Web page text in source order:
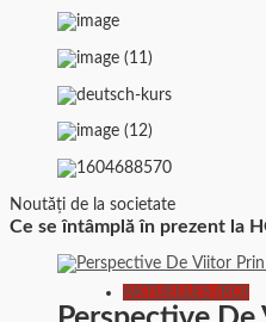
Noutăți de la societate
Ce se întâmplă în prezent la
AKTUELLES (RO)